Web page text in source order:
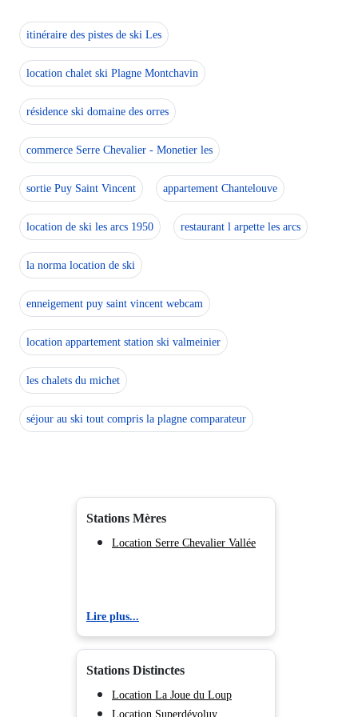
itinéraire des pistes de ski Les
location chalet ski Plagne Montchavin
résidence ski domaine des orres
commerce Serre Chevalier - Monetier les
sortie Puy Saint Vincent appartement Chantelouve
location de ski les arcs 1950 restaurant l arpette les arcs
la norma location de ski
enneigement puy saint vincent webcam
location appartement station ski valmeinier
les chalets du michet
séjour au ski tout compris la plagne comparateur
Stations Mères
Location Serre Chevalier Vallée
Lire plus...
Stations Distinctes
Location La Joue du Loup
Location Superdévoluy